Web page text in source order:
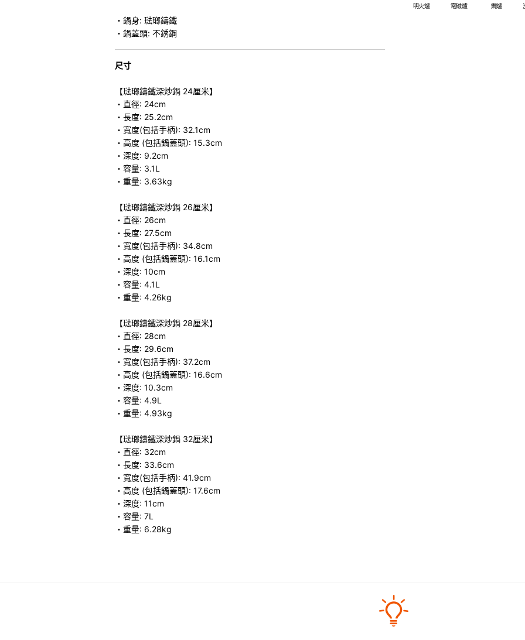
・鍋身: 琺瑯鑄鐵
・鍋蓋頭: 不銹鋼
尺寸
【琺瑯鑄鐵深炒鍋 24厘米】
・直徑: 24cm
・長度: 25.2cm
・寬度(包括手柄): 32.1cm
・高度 (包括鍋蓋頭): 15.3cm
・深度: 9.2cm
・容量: 3.1L
・重量: 3.63kg
【琺瑯鑄鐵深炒鍋 26厘米】
・直徑: 26cm
・長度: 27.5cm
・寬度(包括手柄): 34.8cm
・高度 (包括鍋蓋頭): 16.1cm
・深度: 10cm
・容量: 4.1L
・重量: 4.26kg
【琺瑯鑄鐵深炒鍋 28厘米】
・直徑: 28cm
・長度: 29.6cm
・寬度(包括手柄): 37.2cm
・高度 (包括鍋蓋頭): 16.6cm
・深度: 10.3cm
・容量: 4.9L
・重量: 4.93kg
【琺瑯鑄鐵深炒鍋 32厘米】
・直徑: 32cm
・長度: 33.6cm
・寬度(包括手柄): 41.9cm
・高度 (包括鍋蓋頭): 17.6cm
・深度: 11cm
・容量: 7L
・重量: 6.28kg
明火爐 電磁爐 焗爐